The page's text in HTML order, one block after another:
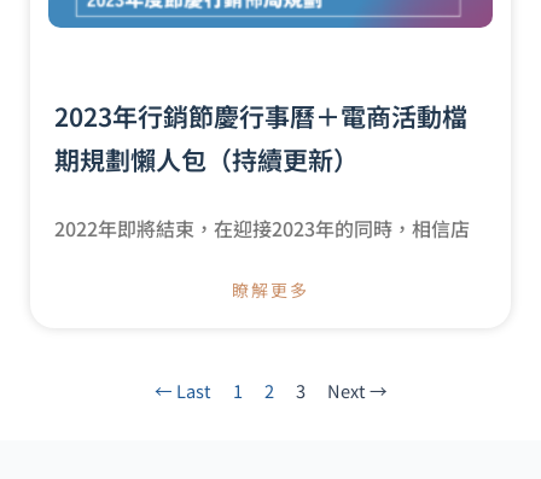
2023年行銷節慶行事曆＋電商活動檔
期規劃懶人包（持續更新）
2022年即將結束，在迎接2023年的同時，相信店
瞭解更多
← Last 1 2 3 Next →